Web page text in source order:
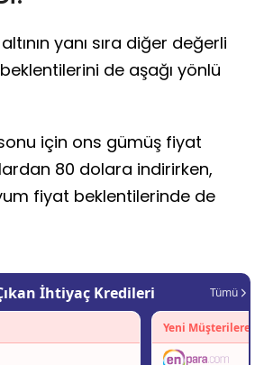
yanı sıra diğer değerli
de aşağı yönlü
için ons gümüş fiyat
80 dolara indirirken,
fiyat beklentilerinde de